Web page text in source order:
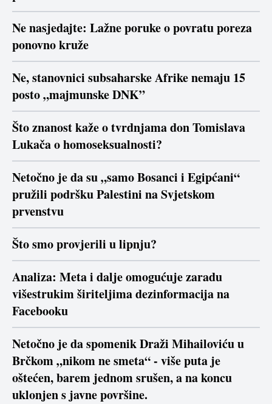
Ne nasjedajte: Lažne poruke o povratu poreza
ponovno kruže
Ne, stanovnici subsaharske Afrike nemaju 15
posto „majmunske DNK”
Što znanost kaže o tvrdnjama don Tomislava
Lukača o homoseksualnosti?
Netočno je da su „samo Bosanci i Egipćani“
pružili podršku Palestini na Svjetskom
prvenstvu
Što smo provjerili u lipnju?
Analiza: Meta i dalje omogućuje zaradu
višestrukim širiteljima dezinformacija na
Facebooku
Netočno je da spomenik Draži Mihailoviću u
Brčkom „nikom ne smeta“ - više puta je
oštećen, barem jednom srušen, a na koncu
uklonjen s javne površine.